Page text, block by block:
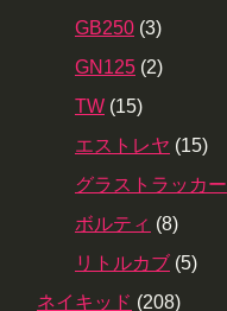
GB250 (3)
GN125 (2)
TW (15)
エストレヤ (15)
グラストラッカー
ボルティ (8)
リトルカブ (5)
ネイキッド (208)